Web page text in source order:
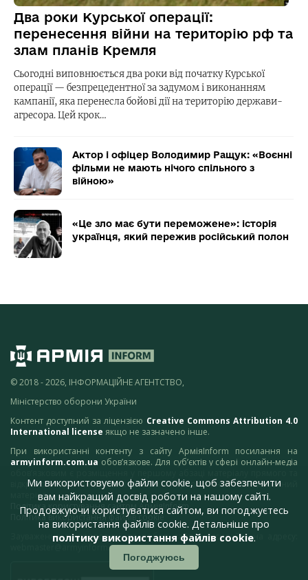
Два роки Курської операції:
перенесення війни на територію рф та
злам планів Кремля
Сьогодні виповнюється два роки від початку Курської
операції — безпрецедентної за задумом і виконанням
кампанії, яка перенесла бойові дії на територію держави-
агресора. Цей крок…
Актор і офіцер Володимир Ращук: «Воєнні
фільми не мають нічого спільного з
війною»
«Це зло має бути переможене»: історія
українця, який пережив російський полон
© 2018 - 2026, ІНФОРМАЦІЙНЕ АГЕНТСТВО,
Міністерство оборони України
Контент доступний за ліцензією Creative Commons Attribution 4.0
International license якщо не зазначено інше.
При використанні контенту з сайту АрміяInform посилання на
armyinform.com.ua обов’язкове. Для суб’єктів у сфері онлайн-медіа
відкритого для пошукових систем гіперпосилання на цитований
матеріал.
Політика користування сайтом АрміяInform
Політика використання файлів cookie
Зауваження та пропозиції по роботі сайту надсилайте на адресу:
webmaster@armyinform.com.ua
Ми використовуємо файли cookie, щоб забезпечити
вам найкращий досвід роботи на нашому сайті.
Продовжуючи користуватися сайтом, ви погоджуєтесь
на використання файлів cookie. Детальніше про
політику використання файлів cookie.
Погоджуюсь